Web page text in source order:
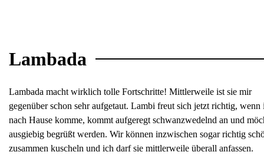
Lambada
Lambada macht wirklich tolle Fortschritte! Mittlerweile ist sie mir
gegenüber schon sehr aufgetaut. Lambi freut sich jetzt richtig, wenn
nach Hause komme, kommt aufgeregt schwanzwedelnd an und
ausgiebig begrüßt werden. Wir können inzwischen sogar richtig
zusammen kuscheln und ich darf sie mittlerweile überall anfassen.